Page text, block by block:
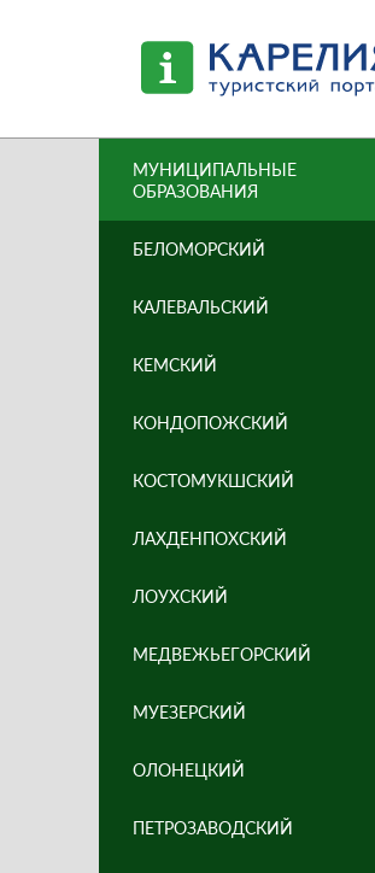
МУНИЦИПАЛЬНЫЕ
ОБРАЗОВАНИЯ
БЕЛОМОРСКИЙ
КАЛЕВАЛЬСКИЙ
КЕМСКИЙ
КОНДОПОЖСКИЙ
КОСТОМУКШСКИЙ
ЛАХДЕНПОХСКИЙ
ЛОУХСКИЙ
МЕДВЕЖЬЕГОРСКИЙ
МУЕЗЕРСКИЙ
ОЛОНЕЦКИЙ
ПЕТРОЗАВОДСКИЙ